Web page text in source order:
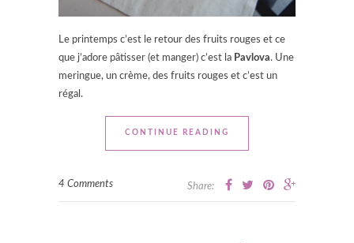
Le printemps c’est le retour des fruits rouges et ce
que j’adore pâtisser (et manger) c’est la Pavlova. Une
meringue, un crème, des fruits rouges et c’est un
régal.
CONTINUE READING
4 Comments Share: